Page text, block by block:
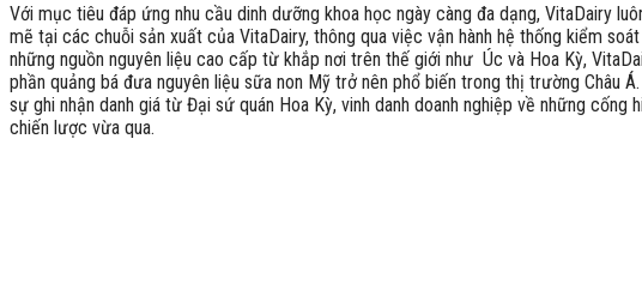
Với mục tiêu đáp ứng nhu cầu dinh dưỡng khoa học ngày càng đa dạng, VitaDairy
mẽ tại các chuỗi sản xuất của VitaDairy, thông qua việc vận hành hệ thống kiểm
những nguồn nguyên liệu cao cấp từ khắp nơi trên thế giới như Úc và Hoa Kỳ,
phần quảng bá đưa nguyên liệu sữa non Mỹ trở nên phổ biến trong thị trường Châu
sự ghi nhận danh giá từ Đại sứ quán Hoa Kỳ, vinh danh doanh nghiệp về những
chiến lược vừa qua.